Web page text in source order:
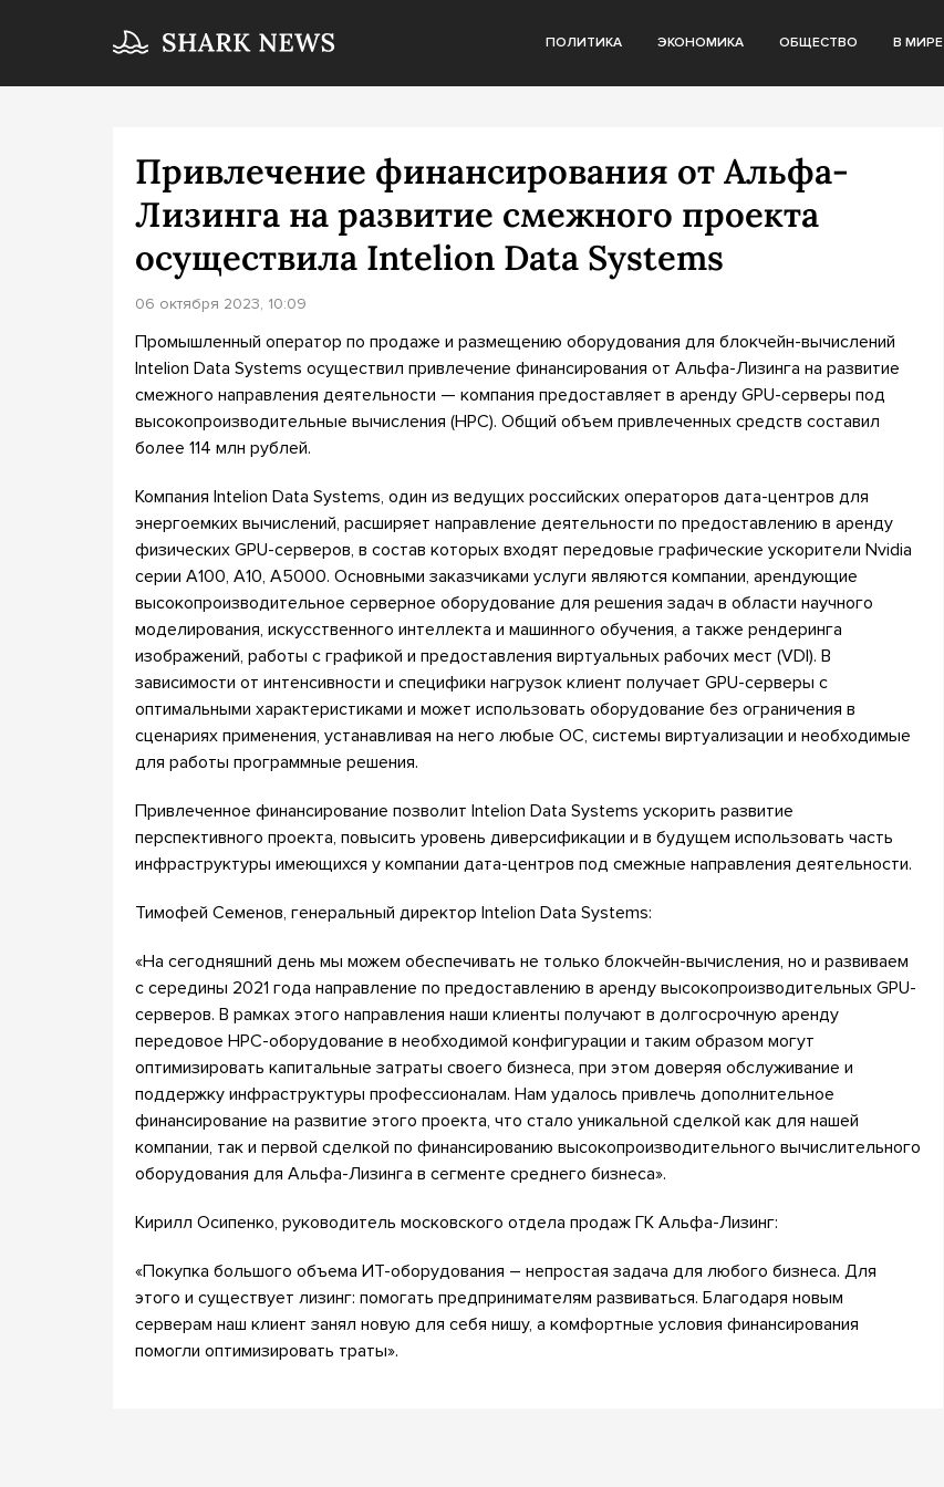
ПОЛИТИКА ЭКОНОМИКА ОБЩЕСТВО В МИРЕ
Привлечение финансирования от Альфа-
Лизинга на развитие смежного проекта
осуществила Intelion Data Systems
06 октября 2023, 10:09
Промышленный оператор по продаже и размещению оборудования для блокчейн-вычислений
Intelion Data Systems осуществил привлечение финансирования от Альфа-Лизинга на развитие
смежного направления деятельности — компания предоставляет в аренду GPU-серверы под
высокопроизводительные вычисления (HPC). Общий объем привлеченных средств составил
более 114 млн рублей.
Компания Intelion Data Systems, один из ведущих российских операторов дата-центров для
энергоемких вычислений, расширяет направление деятельности по предоставлению в аренду
физических GPU-серверов, в состав которых входят передовые графические ускорители Nvidia
серии А100, А10, А5000. Основными заказчиками услуги являются компании, арендующие
высокопроизводительное серверное оборудование для решения задач в области научного
моделирования, искусственного интеллекта и машинного обучения, а также рендеринга
изображений, работы с графикой и предоставления виртуальных рабочих мест (VDI). В
зависимости от интенсивности и специфики нагрузок клиент получает GPU-серверы с
оптимальными характеристиками и может использовать оборудование без ограничения в
сценариях применения, устанавливая на него любые ОС, системы виртуализации и необходимые
для работы программные решения.
Привлеченное финансирование позволит Intelion Data Systems ускорить развитие
перспективного проекта, повысить уровень диверсификации и в будущем использовать часть
инфраструктуры имеющихся у компании дата-центров под смежные направления деятельности.
Тимофей Семенов, генеральный директор Intelion Data Systems:
«На сегодняшний день мы можем обеспечивать не только блокчейн-вычисления, но и развиваем
с середины 2021 года направление по предоставлению в аренду высокопроизводительных GPU-
серверов. В рамках этого направления наши клиенты получают в долгосрочную аренду
передовое HPC-оборудование в необходимой конфигурации и таким образом могут
оптимизировать капитальные затраты своего бизнеса, при этом доверяя обслуживание и
поддержку инфраструктуры профессионалам. Нам удалось привлечь дополнительное
финансирование на развитие этого проекта, что стало уникальной сделкой как для нашей
компании, так и первой сделкой по финансированию высокопроизводительного вычислительного
оборудования для Альфа-Лизинга в сегменте среднего бизнеса».
Кирилл Осипенко, руководитель московского отдела продаж ГК Альфа-Лизинг:
«Покупка большого объема ИТ-оборудования – непростая задача для любого бизнеса. Для
этого и существует лизинг: помогать предпринимателям развиваться. Благодаря новым
серверам наш клиент занял новую для себя нишу, а комфортные условия финансирования
помогли оптимизировать траты».